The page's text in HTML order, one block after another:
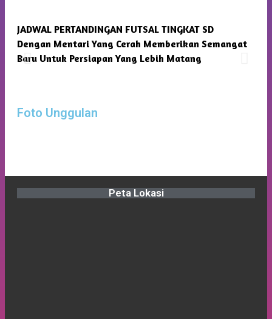
JADWAL PERTANDINGAN FUTSAL TINGKAT SD
Dengan Mentari Yang Cerah Memberikan Semangat
Baru Untuk Persiapan Yang Lebih Matang
Foto Unggulan
Peta Lokasi